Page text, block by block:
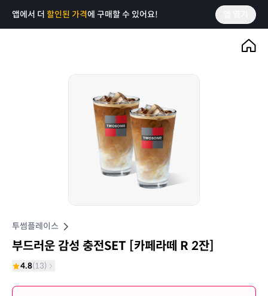
앱에서 더 할인된 가격에 구매할 수 있어요!
투썸플레이스
부드러운 감성 충전SET [카페라떼 R 2잔]
4.8(13)